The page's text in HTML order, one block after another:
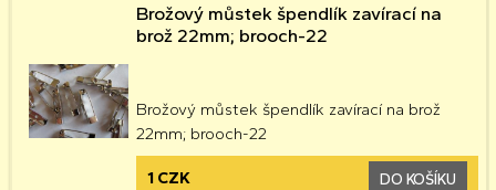
Brožový můstek špendlík zavírací na
brož 22mm; brooch-22
Brožový můstek špendlík zavírací na brož
22mm; brooch-22
1 CZK DO KOŠÍKU